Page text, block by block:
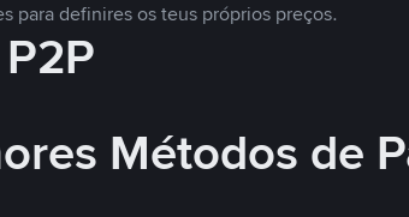
para definires os teus próprios preços.
Métodos de